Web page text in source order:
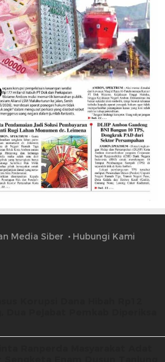
Media Siber Hubungi Kami